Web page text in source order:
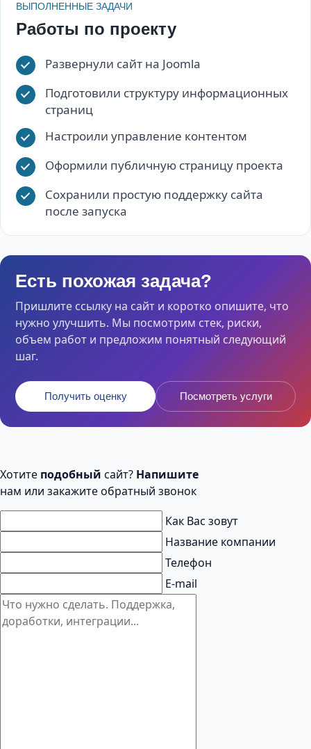
ВЫПОЛНЕННЫЕ ЗАДАЧИ
Работы по проекту
Развернули сайт на Joomla
Подготовили структуру информационных
страниц
Настроили управление контентом
Оформили публичную страницу проекта
Сохранили простую поддержку сайта
после запуска
Есть похожая задача?
Пришлите ссылку на сайт и коротко опишите, что
нужно улучшить. Мы посмотрим стек, риски,
объем работ и предложим понятный следующий
шаг.
Получить оценку Посмотреть услуги
Хотите подобный сайт? Напишите
нам или закажите обратный звонок
Как Вас зовут
Название компании
Телефон
E-mail